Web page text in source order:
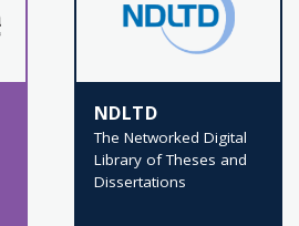
NDLTD
The Networked Digital
Library of Theses and
Dissertations